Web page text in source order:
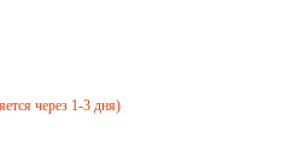
через 1-3 дня)